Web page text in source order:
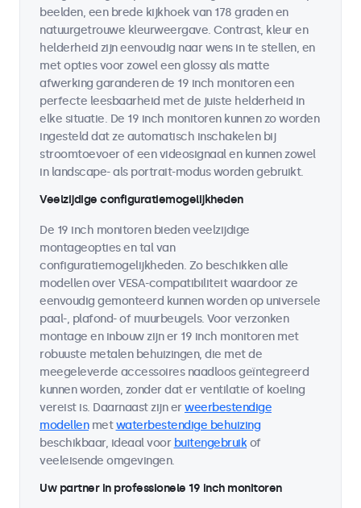
beelden, een brede kijkhoek van 178 graden en
natuurgetrouwe kleurweergave. Contrast, kleur en
helderheid zijn eenvoudig naar wens in te stellen, en
met opties voor zowel een glossy als matte
afwerking garanderen de 19 inch monitoren een
perfecte leesbaarheid met de juiste helderheid in
elke situatie. De 19 inch monitoren kunnen zo worden
ingesteld dat ze automatisch inschakelen bij
stroomtoevoer of een videosignaal en kunnen zowel
in landscape- als portrait-modus worden gebruikt.
Veelzijdige configuratiemogelijkheden
De 19 inch monitoren bieden veelzijdige
montageopties en tal van
configuratiemogelijkheden. Zo beschikken alle
modellen over VESA-compatibiliteit waardoor ze
eenvoudig gemonteerd kunnen worden op universele
paal-, plafond- of muurbeugels. Voor verzonken
montage en inbouw zijn er 19 inch monitoren met
robuuste metalen behuizingen, die met de
meegeleverde accessoires naadloos geïntegreerd
kunnen worden, zonder dat er ventilatie of koeling
vereist is. Daarnaast zijn erweerbestendige
modellenmetwaterbestendige behuizing
beschikbaar, ideaal voor buitengebruikof
veeleisende omgevingen.
Uw partner in professionele 19 inch monitoren